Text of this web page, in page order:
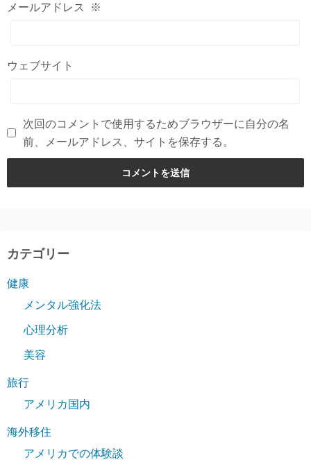
メールアドレス ※
ウェブサイト
次回のコメントで使用するためブラウザーに自分の名
前、メールアドレス、サイトを保存する。
カテゴリー
健康
メンタル強化法
心理分析
美容
旅行
アメリカ国内
海外移住
アメリカでの体験談